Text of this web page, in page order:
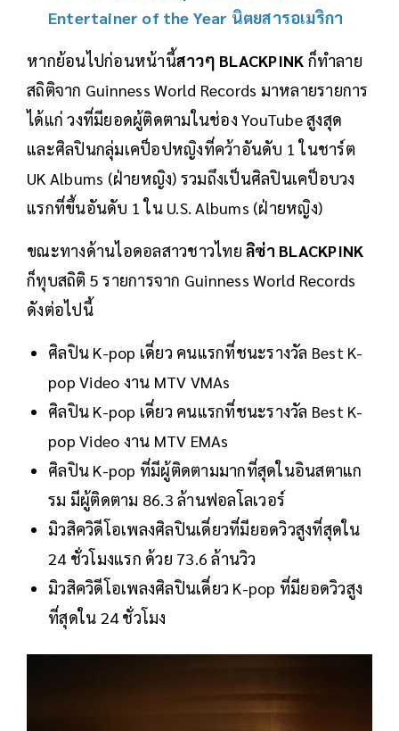
Entertainer of the Year นิตยสารอเมริกา
หากย้อนไปก่อนหน้านี้สาวๆ BLACKPINK ก็ทำลาย
สถิติจาก Guinness World Records มาหลายรายการ
ได้แก่ วงที่มียอดผู้ติดตามในช่อง YouTube สูงสุด
และศิลปินกลุ่มเคป็อปหญิงที่คว้าอันดับ 1 ในชาร์ต
UK Albums (ฝ่ายหญิง) รวมถึงเป็นศิลปินเคป็อบวง
แรกที่ขึ้นอันดับ 1 ใน U.S. Albums (ฝ่ายหญิง)
ขณะทางด้านไอดอลสาวชาวไทย ลิซ่า BLACKPINK
ก็ทุบสถิติ 5 รายการจาก Guinness World Records
ดังต่อไปนี้
ศิลปิน K-pop เดี่ยว คนแรกที่ชนะรางวัล Best K-
pop Video งาน MTV VMAs
ศิลปิน K-pop เดี่ยว คนแรกที่ชนะรางวัล Best K-
pop Video งาน MTV EMAs
ศิลปิน K-pop ที่มีผู้ติดตามมากที่สุดในอินสตาแก
รม มีผู้ติดตาม 86.3 ล้านฟอลโลเวอร์
มิวสิควิดีโอเพลงศิลปินเดี่ยวที่มียอดวิวสูงที่สุดใน
24 ชั่วโมงแรก ด้วย 73.6 ล้านวิว
มิวสิควิดีโอเพลงศิลปินเดี่ยว K-pop ที่มียอดวิวสูง
ที่สุดใน 24 ชั่วโมง